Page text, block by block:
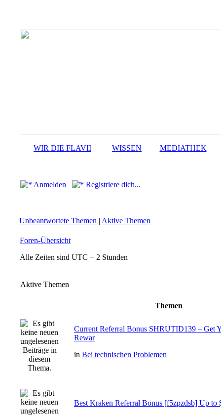
WIR DIE FLAVII WISSEN MEDIATHEK
Anmelden Registriere dich...
Unbeantwortete Themen | Aktive Themen
Foren-Übersicht
Alle Zeiten sind UTC + 2 Stunden
Aktive Themen
Themen
Current Referral Bonus SHRUTID139 – Get
Rewar
in Bei technischen Problemen
Best Kraken Referral Bonus [f5zpzdsb] Up to